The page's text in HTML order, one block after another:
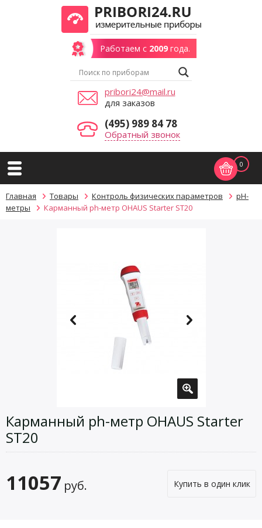
Работаем с 2009года.
pribori24@mail.ru
для заказов
(495) 989 84 78
Обратный звонок
0
Главная Товары Контроль физических параметров
pH-
метры
Карманный ph-метр OHAUS Starter ST20
Карманный ph-метр OHAUS Starter
ST20
11057 руб. Купить в один клик